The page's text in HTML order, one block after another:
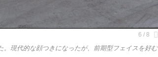
現代的な顔つきになったが、前期型フェイスを好む